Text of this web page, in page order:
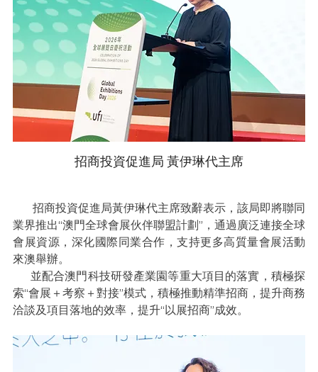
招商投資促進局 黃伊琳代主席
業界推出“澳門全球會展伙伴聯盟計劃”，通過廣泛連接全球
會展資源，深化國際同業合作，支持更多高質量會展活動
來澳舉辦。
並配合澳門科技研發產業園等重大項目的落實，積極探
索“會展＋考察＋對接”模式，積極推動精準招商，提升商務
洽談及項目落地的效率，提升“以展招商”成效。